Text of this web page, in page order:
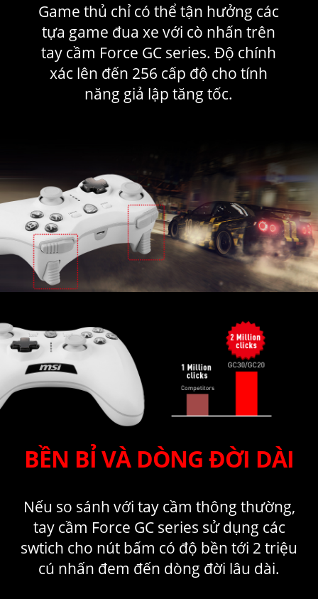
Game thủ chỉ có thể tận hưởng các
tựa game đua xe với cò nhấn trên
tay cầm Force GC series. Độ chính
xác lên đến 256 cấp độ cho tính
năng giả lập tăng tốc.
BỀN BỈ VÀ DÒNG ĐỜI DÀI
Nếu so sánh với tay cầm thông thường,
tay cầm Force GC series sử dụng các
swtich cho nút bấm có độ bền tới 2 triệu
cú nhấn đem đến dòng đời lâu dài.